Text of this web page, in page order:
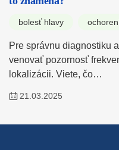
bolesť hlavy
Pre správnu diagnostiku
venovať pozornosť
lokalizácii. Viete, čo…
21.03.2025